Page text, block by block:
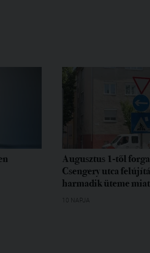
Augusztus 1-től
Csengery utca
harmadik üteme
10 NAPJA